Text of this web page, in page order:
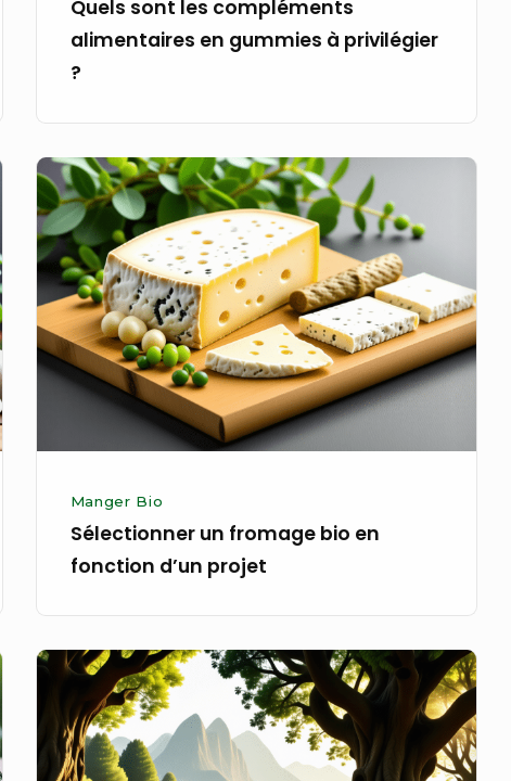
Quels sont les compléments
alimentaires en gummies à privilégier
?
Sélectionner
un
fromage
bio
en
fonction
d’un
projet
Manger Bio
Sélectionner un fromage bio en
fonction d’un projet
Récolter
pommes
bio